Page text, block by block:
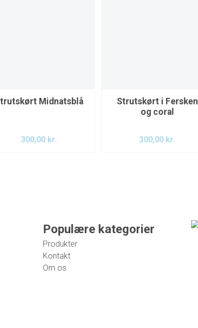
Midnatsblå
300,00 kr.
Strutskørt i Fersken
og coral
300,00 kr.
Populære kategorier
Produkter
Kontakt
Om os